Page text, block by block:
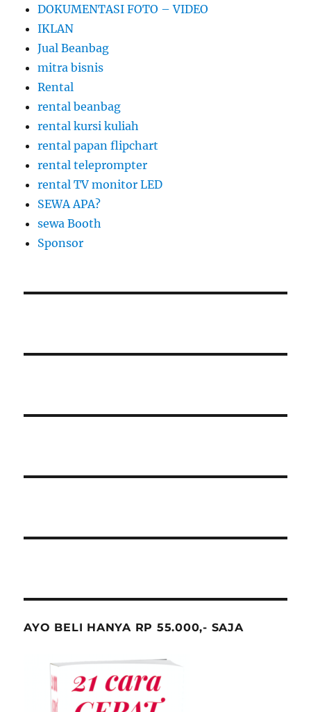
DOKUMENTASI FOTO – VIDEO
IKLAN
Jual Beanbag
mitra bisnis
Rental
rental beanbag
rental kursi kuliah
rental papan flipchart
rental teleprompter
rental TV monitor LED
SEWA APA?
sewa Booth
Sponsor
AYO BELI HANYA RP 55.000,- SAJA